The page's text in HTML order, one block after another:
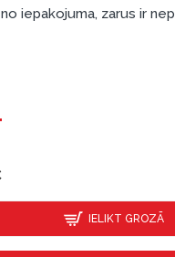
iepakojuma, zarus ir
IELIKT GROZĀ